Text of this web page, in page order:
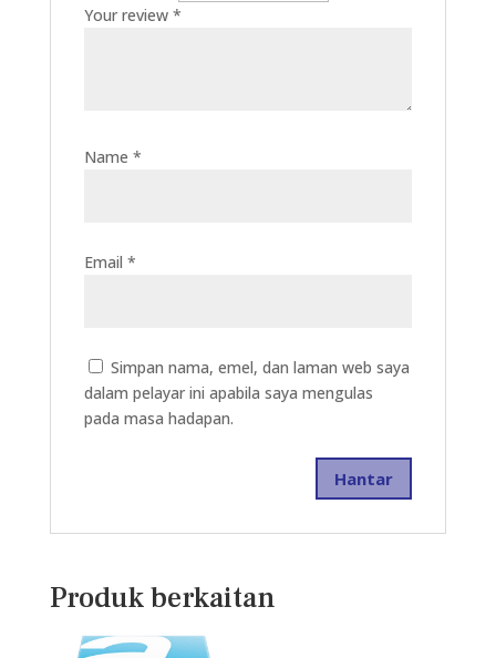
Your review *
Name *
Email *
Simpan nama, emel, dan laman web saya
dalam pelayar ini apabila saya mengulas
pada masa hadapan.
Produk berkaitan